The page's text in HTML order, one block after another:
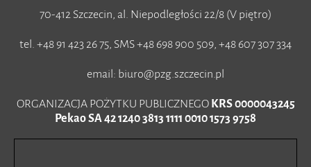
70-412 Szczecin, al. Niepodległości 22/8 (V piętro)
tel. +48 91 423 26 75, SMS +48 698 900 509, +48 607 307 334
email: biuro@pzg.szczecin.pl
ORGANIZACJA POŻYTKU PUBLICZNEGO KRS 0000043245
Pekao SA 42 1240 3813 1111 0010 1573 9758